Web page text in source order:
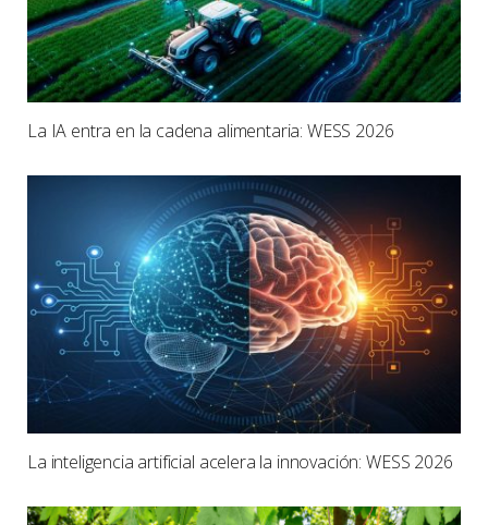
La IA entra en la cadena alimentaria: WESS 2026
La inteligencia artificial acelera la innovación: WESS 2026